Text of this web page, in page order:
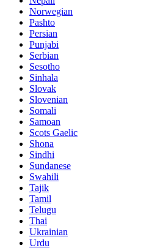
Norwegian
Pashto
Persian
Punjabi
Serbian
Sesotho
Sinhala
Slovak
Slovenian
Somali
Samoan
Scots Gaelic
Shona
Sindhi
Sundanese
Swahili
Tajik
Tamil
Telugu
Thai
Ukrainian
Urdu